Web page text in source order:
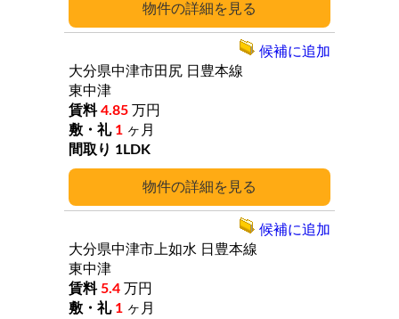
詳細
詳細
大分県中津市田尻 日豊本線
東中津
4.85 万円
1 ヶ月
1LDK
候補に追加
大分県中津市上如水 日豊本線
東中津
5.4 万円
1 ヶ月
候補に追加